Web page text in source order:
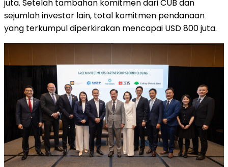
juta. Setelah tambahan komitmen dari CUB dan
sejumlah investor lain, total komitmen pendanaan
yang terkumpul diperkirakan mencapai USD 800 juta.